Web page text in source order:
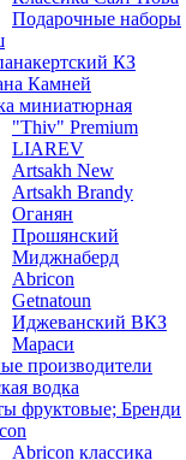
Подарочные наборы
КЗ
Камней
миниатюрная
"Thiv" Premium
LIAREV
Artsakh New
Artsakh Brandy
Оганян
Прошянский
Миджнаберд
Abricon
Getnatoun
Иджеванский ВКЗ
Мараси
производители
водка
фруктовые; Бренди
Abricon классика